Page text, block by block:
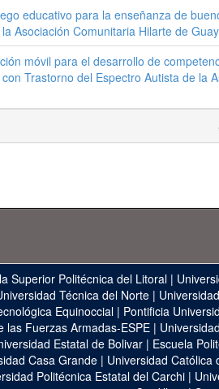
educativo para la enseñanza de
Asociación Comunitaria Hilarte de
móvil para el desarrollo de
Trastorno del Espectro Autista de la
Superior Politécnica del Litoral |
Técnica del Norte|
Equinoccial| Pontificia
las Fuerzas Armadas-ESPE |
Estatal de Bolivar| Escuela
Casa Grande | Universidad Católica
Politécnica Estatal del Carchi |